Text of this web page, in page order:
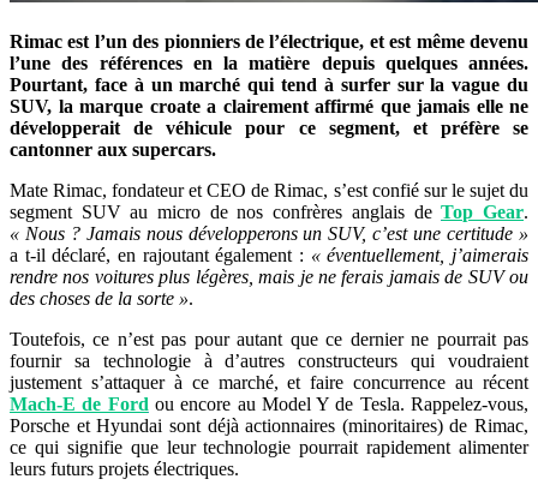
Rimac est l’un des pionniers de l’électrique, et est même devenu
l’une des références en la matière depuis quelques années.
Pourtant, face à un marché qui tend à surfer sur la vague du
SUV, la marque croate a clairement affirmé que jamais elle ne
développerait de véhicule pour ce segment, et préfère se
cantonner aux supercars.
Mate Rimac, fondateur et CEO de Rimac, s’est confié sur le sujet du
segment SUV au micro de nos confrères anglais deTop Gear.
« Nous ? Jamais nous développerons un SUV, c’est une certitude »
a t-il déclaré, en rajoutant également : « éventuellement, j’aimerais
rendre nos voitures plus légères, mais je ne ferais jamais de SUV ou
des choses de la sorte ».
Toutefois, ce n’est pas pour autant que ce dernier ne pourrait pas
fournir sa technologie à d’autres constructeurs qui voudraient
justement s’attaquer à ce marché, et faire concurrence au récent
Mach-E de Ford ou encore au Model Y de Tesla. Rappelez-vous,
Porsche et Hyundai sont déjà actionnaires (minoritaires) de Rimac,
ce qui signifie que leur technologie pourrait rapidement alimenter
leurs futurs projets électriques.